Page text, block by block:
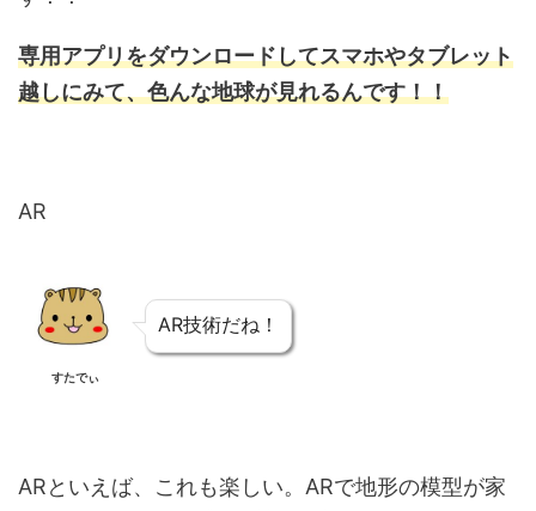
専用アプリをダウンロードしてスマホやタブレット
越しにみて、色んな地球が見れるんです！！
AR
すたでぃ
AR技術だね！
ARといえば、これも楽しい。ARで地形の模型が家